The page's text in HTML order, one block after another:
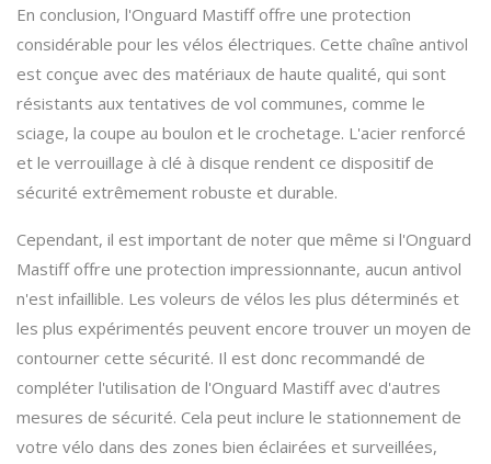
En conclusion, l'Onguard Mastiff offre une protection
considérable pour les vélos électriques. Cette chaîne antivol
est conçue avec des matériaux de haute qualité, qui sont
résistants aux tentatives de vol communes, comme le
sciage, la coupe au boulon et le crochetage. L'acier renforcé
et le verrouillage à clé à disque rendent ce dispositif de
sécurité extrêmement robuste et durable.
Cependant, il est important de noter que même si l'Onguard
Mastiff offre une protection impressionnante, aucun antivol
n'est infaillible. Les voleurs de vélos les plus déterminés et
les plus expérimentés peuvent encore trouver un moyen de
contourner cette sécurité. Il est donc recommandé de
compléter l'utilisation de l'Onguard Mastiff avec d'autres
mesures de sécurité. Cela peut inclure le stationnement de
votre vélo dans des zones bien éclairées et surveillées,